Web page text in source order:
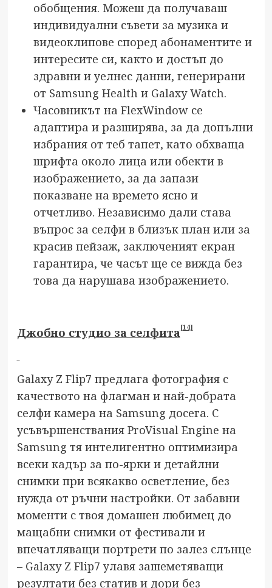
обобщения. Можеш да получаваш
индивидуални съвети за музика и
видеоклипове според абонаментите и
интересите си, както и достъп до
здравни и уелнес данни, генерирани
от Samsung Health и Galaxy Watch.
Часовникът на FlexWindow се
адаптира и разширява, за да допълни
избрания от теб тапет, като обхваща
шрифта около лица или обекти в
изображението, за да запази
показване на времето ясно и
отчетливо. Независимо дали става
въпрос за селфи в близък план или за
красив пейзаж, заключеният екран
гарантира, че часът ще се вижда без
това да нарушава изображението.
Джобно студио за селфита[14]
Galaxy Z Flip7 предлага фотография с
качеството на флагман и най-добрата
селфи камера на Samsung досега. С
усъвършенствания ProVisual Engine на
Samsung тя интелигентно оптимизира
всеки кадър за по-ярки и детайлни
снимки при всякакво осветление, без
нужда от ръчни настройки. От забавни
моменти с твоя домашен любимец до
мащабни снимки от фестивали и
впечатляващи портрети по залез слънце
– Galaxy Z Flip7 улавя зашеметяващи
резултати без статив и дори без